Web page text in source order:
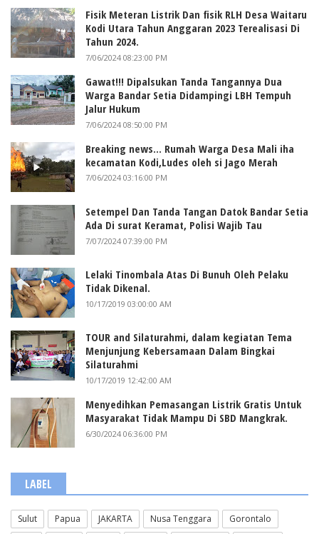
Fisik Meteran Listrik Dan fisik RLH Desa Waitaru
Kodi Utara Tahun Anggaran 2023 Terealisasi Di
Tahun 2024.
7/06/2024 08:23:00 PM
Gawat!!! Dipalsukan Tanda Tangannya Dua
Warga Bandar Setia Didampingi LBH Tempuh
Jalur Hukum
7/06/2024 08:50:00 PM
Breaking news... Rumah Warga Desa Mali iha
kecamatan Kodi,Ludes oleh si Jago Merah
7/06/2024 03:16:00 PM
Setempel Dan Tanda Tangan Datok Bandar Setia
Ada Di surat Keramat, Polisi Wajib Tau
7/07/2024 07:39:00 PM
Lelaki Tinombala Atas Di Bunuh Oleh Pelaku
Tidak Dikenal.
10/17/2019 03:00:00 AM
TOUR and Silaturahmi, dalam kegiatan Tema
Menjunjung Kebersamaan Dalam Bingkai
Silaturahmi
10/17/2019 12:42:00 AM
Menyedihkan Pemasangan Listrik Gratis Untuk
Masyarakat Tidak Mampu Di SBD Mangkrak.
6/30/2024 06:36:00 PM
LABEL
Sulut Papua JAKARTA Nusa Tenggara
Gorontalo